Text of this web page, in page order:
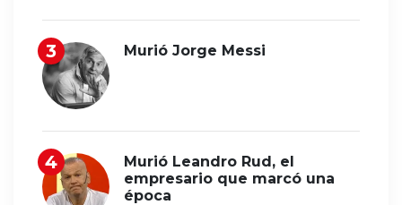
Murió Jorge Messi
Murió Leandro Rud, el
empresario que marcó una
época